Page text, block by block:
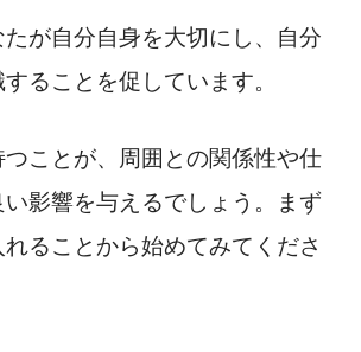
が自分自身を大切にし、自分
ることを促しています。
ことが、周囲との関係性や仕
影響を与えるでしょう。まず
ることから始めてみてくださ